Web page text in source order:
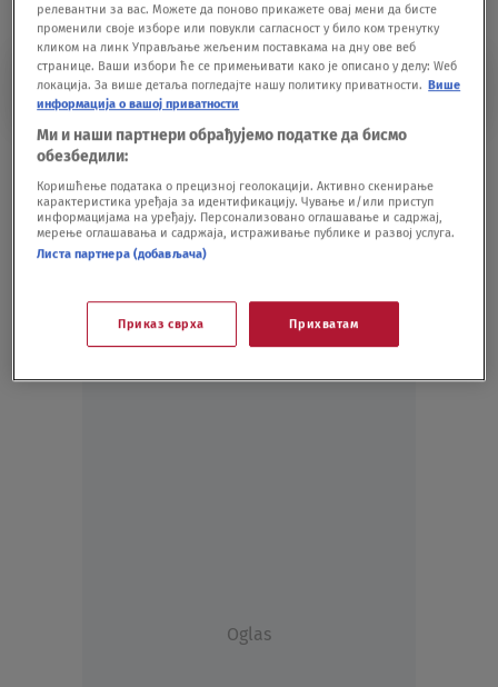
FRITATA
22.12.2020.
EMISIJE22.12.20.
Oglas
релевантни за вас. Можете да поново прикажете овај мени да бисте
променили своје изборе или повукли сагласност у било ком тренутку
кликом на линк Управљање жељеним поставкама на дну ове веб
странице. Ваши избори ће се примењивати како је описано у делу: Wеб
локација. За више детаља погледајте нашу политику приватности. Више
информација о вашој приватности
Ми и наши партнери обрађујемо податке да бисмо
обезбедили:
Коришћење података о прецизној геолокацији. Активно скенирање
карактеристика уређаја за идентификацију. Чување и/или приступ
информацијама на уређају. Персонализовано оглашавање и садржај,
мерење оглашавања и садржаја, истраживање публике и развој услуга.
Листа партнера (добављача)
Приказ сврха Прихватам